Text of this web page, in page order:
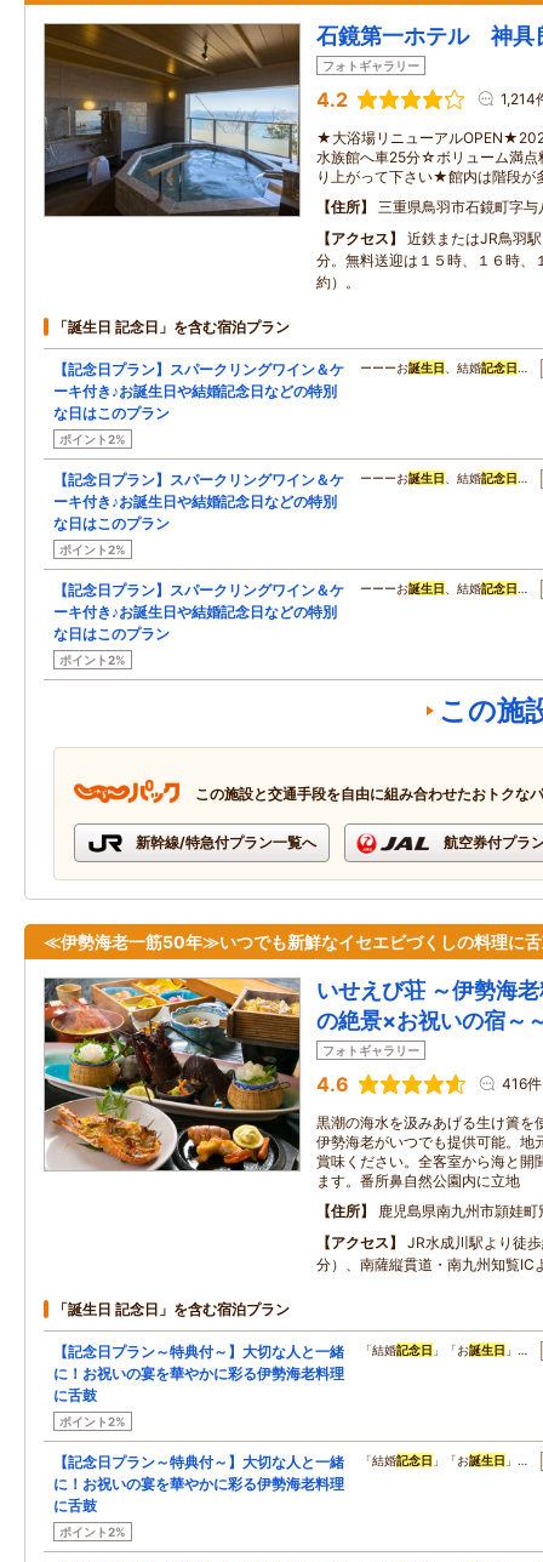
石鏡第一ホテル 神具
フォトギャラリー
4.2 1,214
★大浴場リニューアル
水族館へ車25分☆ボリューム満
り上がって下さい★館内は階段
住所
三重県鳥羽市石鏡町字
アクセス
近鉄またはJR鳥羽
分。無料送迎は１５時、１６時、
約）。
「誕生日 記念日」を含む宿泊プラン
【記念日プラン】スパークリングワイン＆ケ
ーキ付き♪お誕生日や結婚記念日などの特別
な日はこのプラン
ポイント2%
ーーーお誕生日 、結婚記念日 …
【記念日プラン】スパークリングワイン＆ケ
ーキ付き♪お誕生日や結婚記念日などの特別
な日はこのプラン
ポイント2%
ーーーお誕生日 、結婚記念日 …
【記念日プラン】スパークリングワイン＆ケ
ーキ付き♪お誕生日や結婚記念日などの特別
な日はこのプラン
ポイント2%
ーーーお誕生日 、結婚記念日 …
この施
この施設と交通手段を自由に組み合わせたおトクな
新幹線/特急付プラン一覧へ 航空券付プラ
≪伊勢海老一筋50年≫いつでも新鮮なイセエビづくしの料理に
いせえび荘 ～伊勢海
の絶景×お祝いの宿～
フォトギャラリー
4.6 416件
黒潮の海水を汲みあげる生け簀を
伊勢海老がいつでも提供可能。地
賞味ください。全客室から海と開
ます。番所鼻自然公園内に立地
住所
鹿児島県南九州市頴娃
アクセス
JR水成川駅より徒
分）、南薩縦貫道・南九州知覧IC
「誕生日 記念日」を含む宿泊プラン
【記念日プラン～特典付～】大切な人と一緒
に！お祝いの宴を華やかに彩る伊勢海老料理
に舌鼓
ポイント2%
「結婚記念日 」「お誕生日 」…
【記念日プラン～特典付～】大切な人と一緒
に！お祝いの宴を華やかに彩る伊勢海老料理
に舌鼓
ポイント2%
「結婚記念日 」「お誕生日 」…